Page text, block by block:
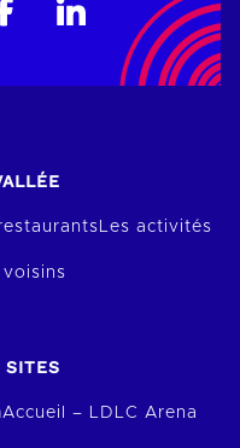
Les activités
voisins
SITES
Accueil – LDLC Arena